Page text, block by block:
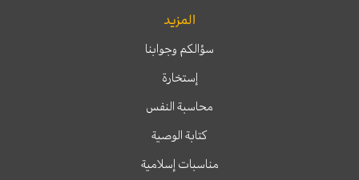
المزيد
سؤالكم وجوابنا
إستخارة
محاسبة النفس
كتابة الوصية
مناسبات إسلامية